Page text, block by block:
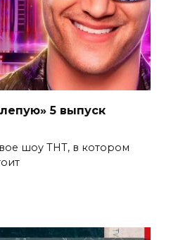
5 выпуск
шоу ТНТ, в котором